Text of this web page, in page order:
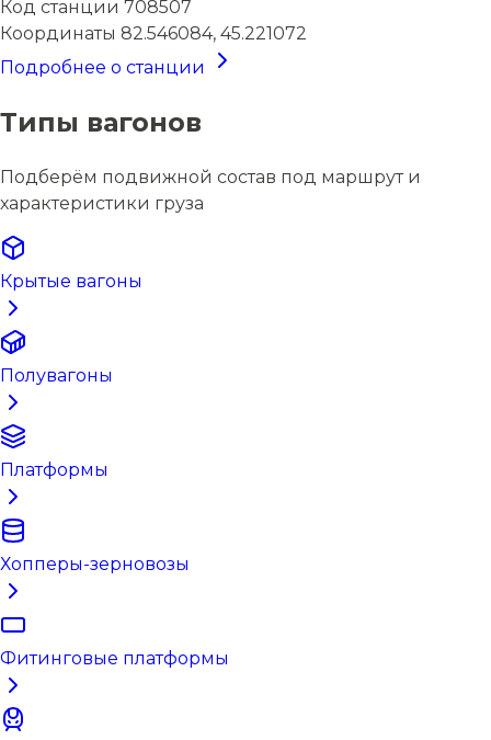
Код станции 708507
Координаты 82.546084, 45.221072
Подробнее о станции
Типы вагонов
Подберём подвижной состав под маршрут и
характеристики груза
Крытые вагоны
Полувагоны
Платформы
Хопперы-зерновозы
Фитинговые платформы